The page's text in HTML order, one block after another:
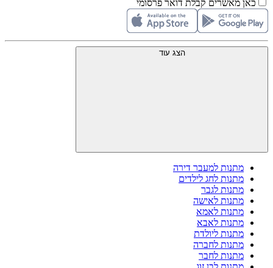
כאן מאשרים קבלת דואר פרסומי
הצג עוד
מתנות למעבר דירה
מתנות לחג לילדים
מתנות לגבר
מתנות לאישה
מתנות לאמא
מתנות לאבא
מתנות ליולדת
מתנות לחברה
מתנות לחבר